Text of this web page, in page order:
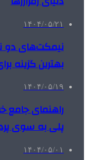
۱۴۰۴/۰۵/۲۱
نیمکت‌های دو
بهترین گزینه
۱۴۰۴/۰۵/۱۹
راهنمای جامع
پلی به سوی
۱۴۰۴/۰۵/۰۱